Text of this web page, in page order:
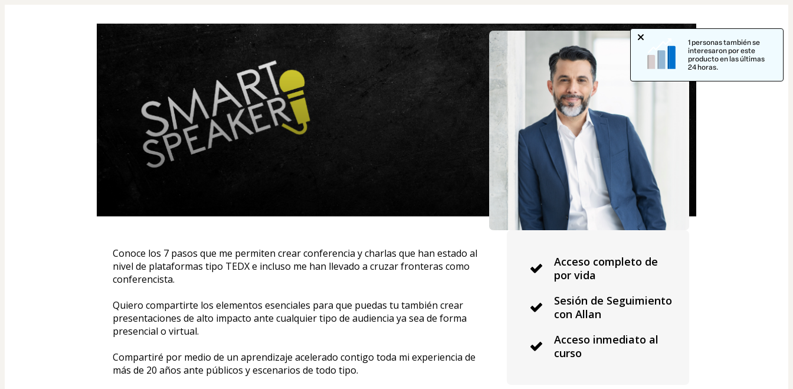
Conoce los 7 pasos que me permiten crear conferencia y charlas que han estado al
nivel de plataformas tipo TEDX e incluso me han llevado a cruzar fronteras como
conferencista.
Quiero compartirte los elementos esenciales para que puedas tu también crear
presentaciones de alto impacto ante cualquier tipo de audiencia ya sea de forma
presencial o virtual.
Compartiré por medio de un aprendizaje acelerado contigo toda mi experiencia de
más de 20 años ante públicos y escenarios de todo tipo.
Acceso completo de
por vida
Sesión de Seguimiento
con Allan
Acceso inmediato al
curso
1 personas también se
interesaron por este
producto en las últimas
24 horas.